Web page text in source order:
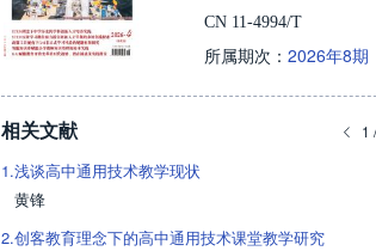
CN 11-4994/T
所属期次： 2026年8期
相关文献 1
1.浅谈高中通用技术教学现状
黄锋
2.创客教育理念下的高中通用技术课堂教学研究